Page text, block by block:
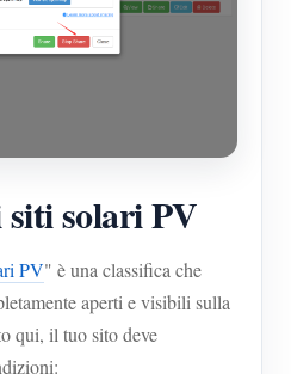
siti solari PV
PV" è una classifica che
aperti e visibili sulla
qui, il tuo sito deve